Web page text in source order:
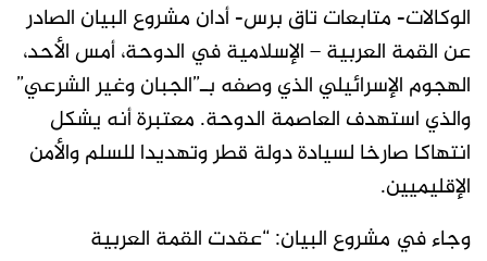
الوكالات- متابعات تاق برس- أدان مشروع البيان الصادر
عن القمة العربية – الإسلامية في الدوحة، أمس الأحد،
الهجوم الإسرائيلي الذي وصفه بـ”الجبان وغير الشرعي”
والذي استهدف العاصمة الدوحة. معتبرة أنه يشكل
انتهاكا صارخا لسيادة دولة قطر وتهديدا للسلم والأمن
الإقليميين.
وجاء في مشروع البيان: “عقدت القمة العربية